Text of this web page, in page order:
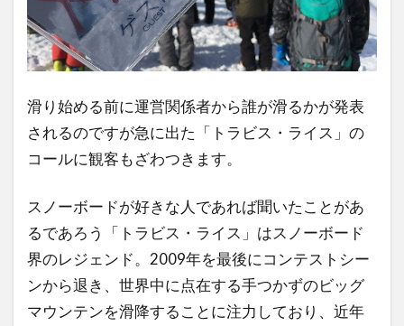
滑り始める前に運営関係者から誰が滑るかが発表
されるのですが急に出た「トラビス・ライス」の
コールに観客もざわつきます。
スノーボードが好きな人であれば聞いたことがあ
るであろう「トラビス・ライス」はスノーボード
界のレジェンド。2009年を最後にコンテストシー
ンから退き、世界中に点在する手つかずのビッグ
マウンテンを滑降することに注力しており、近年